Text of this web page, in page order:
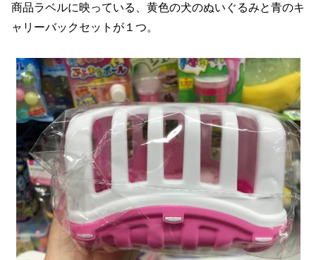
商品ラベルに映っている、黄色の犬のぬいぐるみと青のキ
ャリーバックセットが１つ。